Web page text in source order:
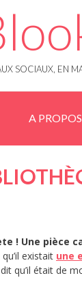
SOCIAUX, EN
A
! Une pièce
existait une
qu’il était de